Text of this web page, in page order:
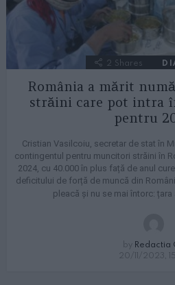
2 Shares
România a mărit
străini care pot intra
pentru
Cristian Vasilcoiu, secretar de stat în
contingentul pentru muncitori străini în
2024, cu 40.000 în plus față de anul
deficitului de forță de muncă din
pleacă și nu se mai întorc: țara
by Redactia
20/11/2023,